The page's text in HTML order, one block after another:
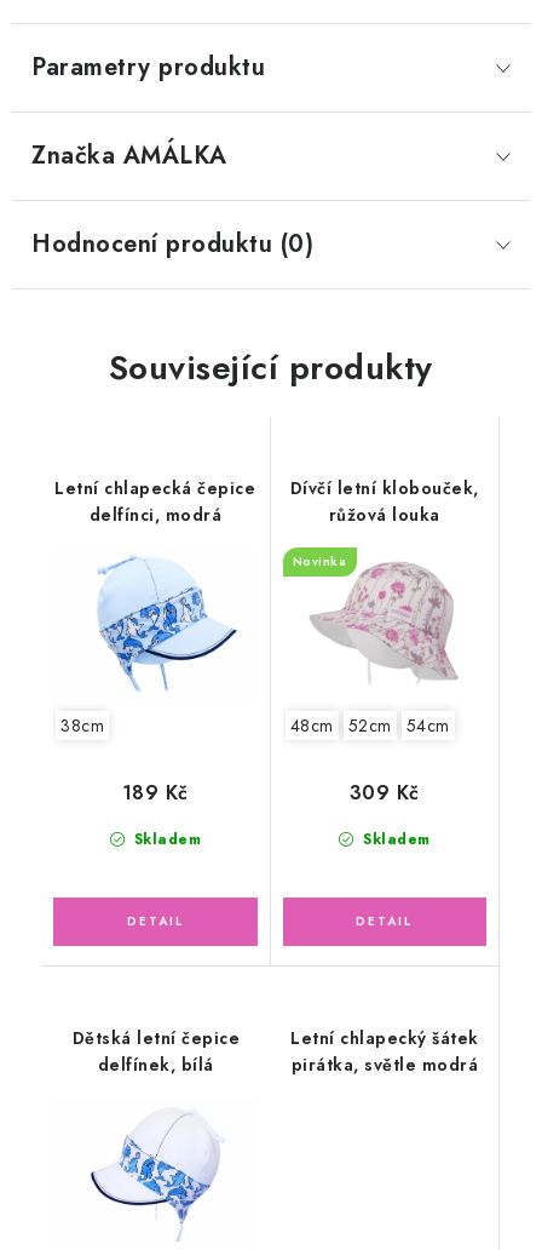
Parametry produktu
Značka AMÁLKA
Hodnocení produktu (0)
Související produkty
Letní chlapecká čepice
delfínci, modrá
38cm
Skladem
189 Kč
Dívčí letní klobouček,
růžová louka
Novinka
48cm 52cm 54cm
Skladem
309 Kč
Dětská letní čepice
delfínek, bílá
Letní chlapecký šátek
pirátka, světle modrá